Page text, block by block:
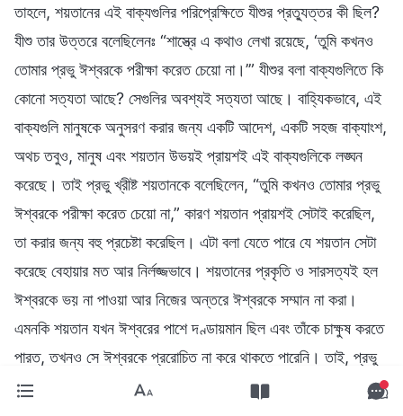
তাহলে, শয়তানের এই বাক্যগুলির পরিপ্রেক্ষিতে যীশুর প্রত্যুত্তর কী ছিল?
যীশু তার উত্তরে বলেছিলেনঃ “শাস্ত্রে এ কথাও লেখা রয়েছে, ‘তুমি কখনও
তোমার প্রভু ঈশ্বরকে পরীক্ষা করেত চেয়ো না।’” যীশুর বলা বাক্যগুলিতে কি
কোনো সত্যতা আছে? সেগুলির অবশ্যই সত্যতা আছে। বাহ্যিকভাবে, এই
বাক্যগুলি মানুষকে অনুসরণ করার জন্য একটি আদেশ, একটি সহজ বাক্যাংশ,
অথচ তবুও, মানুষ এবং শয়তান উভয়ই প্রায়শই এই বাক্যগুলিকে লঙ্ঘন
করেছে। তাই প্রভু খ্রীষ্ট শয়তানকে বলেছিলেন, “তুমি কখনও তোমার প্রভু
ঈশ্বরকে পরীক্ষা করেত চেয়ো না,” কারণ শয়তান প্রায়শই সেটাই করেছিল,
তা করার জন্য বহু প্রচেষ্টা করেছিল। এটা বলা যেতে পারে যে শয়তান সেটা
করেছে বেহায়ার মত আর নির্লজ্জভাবে। শয়তানের প্রকৃতি ও সারসত্যই হল
ঈশ্বরকে ভয় না পাওয়া আর নিজের অন্তরে ঈশ্বরকে সম্মান না করা।
এমনকি শয়তান যখন ঈশ্বরের পাশে দণ্ডায়মান ছিল এবং তাঁকে চাক্ষুষ করতে
পারত, তখনও সে ঈশ্বরকে প্ররোচিত না করে থাকতে পারেনি। তাই, প্রভু
যীশু শয়তানকে বলেন, “তুমি কখনও তোমার প্রভু ঈশ্বরকে পরীক্ষা করেত